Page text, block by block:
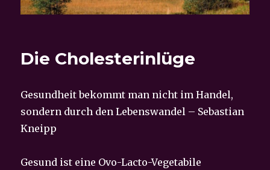
Die Cholesterinlüge
Gesundheit bekommt man nicht im Handel,
sondern durch den Lebenswandel – Sebastian
Kneipp
Gesund ist eine Ovo-Lacto-Vegetabile